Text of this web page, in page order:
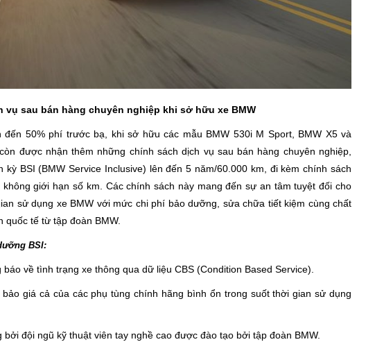
vụ sau bán hàng chuyên nghiệp khi sở hữu xe BMW
đến 50% phí trước bạ, khi sở hữu các mẫu BMW 530i M Sport, BMW X5 và
được nhận thêm những chính sách dịch vụ sau bán hàng chuyên nghiệp,
kỳ BSI (BMW Service Inclusive) lên đến 5 năm/60.000 km, đi kèm chính sách
giới hạn số km. Các chính sách này mang đến sự an tâm tuyệt đối cho
sử dụng xe BMW với mức chi phí bảo dưỡng, sửa chữa tiết kiệm cùng chất
quốc tế từ tập đoàn BMW.
BSI:
về tình trạng xe thông qua dữ liệu CBS (Condition Based Service).
giá cả của các phụ tùng chính hãng bình ổn trong suốt thời gian sử dụng
đội ngũ kỹ thuật viên tay nghề cao được đào tạo bởi tập đoàn BMW.